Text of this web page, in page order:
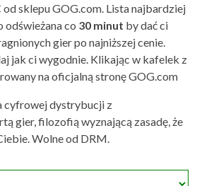
od sklepu GOG.com. Lista najbardziej
co 30 minut by dać ci
gier po najniższej cenie.
jak ci wygodnie. Klikając w kafelek z
na oficjalną stronę GOG.com
cyfrowej dystrybucji z
gier, filozofią wyznającą zasadę, że
Wolne od DRM.